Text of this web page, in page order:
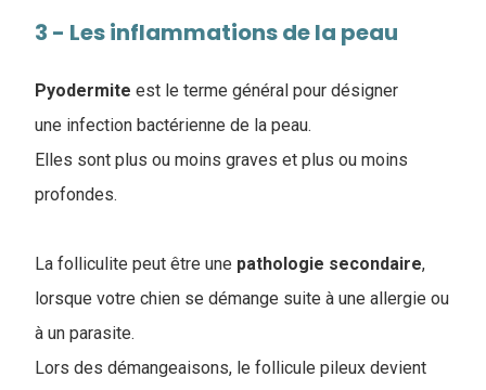
3 - Les inflammations de la peau
Pyodermite est le terme général pour désigner
une infection bactérienne de la peau.
Elles sont plus ou moins graves et plus ou moins
profondes.
La folliculite peut être une pathologie secondaire,
lorsque votre chien se démange suite à une allergie ou
à un parasite.
Lors des démangeaisons, le follicule pileux devient